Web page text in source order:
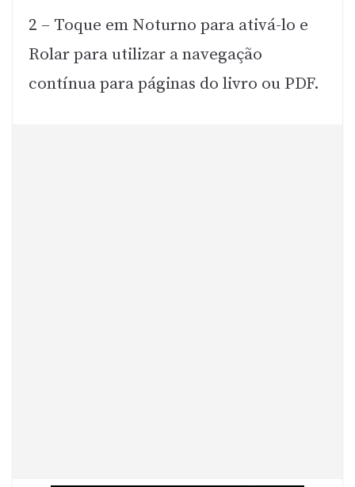
2 – Toque em Noturno para ativá-lo e
Rolar para utilizar a navegação
contínua para páginas do livro ou PDF.